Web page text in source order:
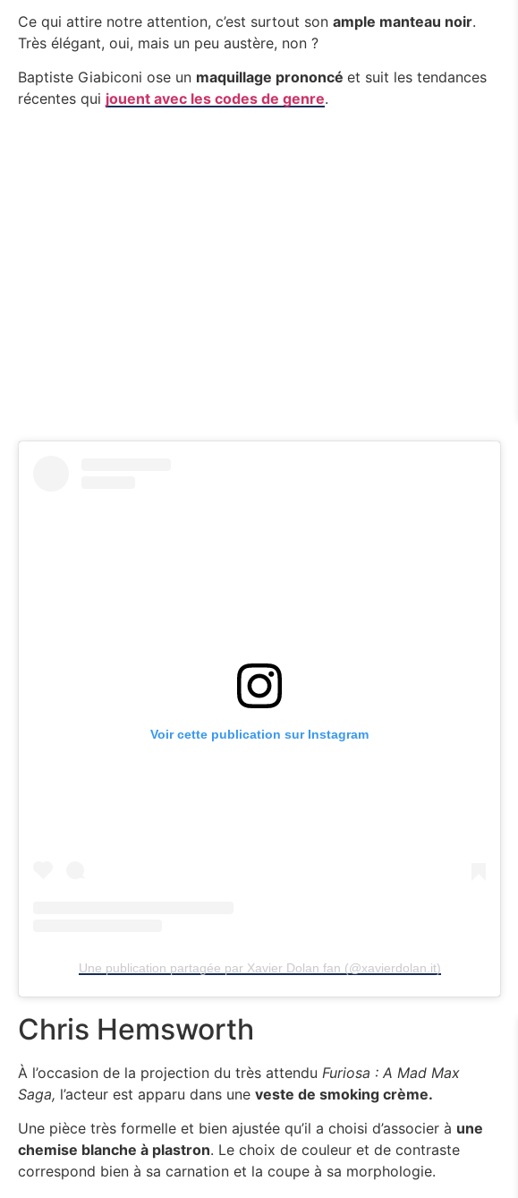
Ce qui attire notre attention, c’est surtout son ample manteau noir.
Très élégant, oui, mais un peu austère, non ?
Baptiste Giabiconi ose un maquillage prononcé et suit les tendances
récentes qui jouent avec les codes de genre.
Voir cette publication sur Instagram
Une publication partagée par Xavier Dolan fan (@xavierdolan.it)
Chris Hemsworth
À l’occasion de la projection du très attendu Furiosa : A Mad Max
Saga, l’acteur est apparu dans une veste de smoking crème.
Une pièce très formelle et bien ajustée qu’il a choisi d’associer à une
chemise blanche à plastron. Le choix de couleur et de contraste
correspond bien à sa carnation et la coupe à sa morphologie.